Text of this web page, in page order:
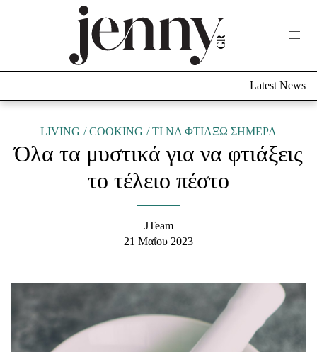
Culture
Fashion
Μαλλιά - Νύχια
Μακιγιάζ
Beauty News
Latest News
LIVING COOKING TΙ ΝΑ ΦΤΙΑΞΩ ΣΗΜΕΡΑ
Όλα τα μυστικά για να φτιάξεις
το τέλειο πέστο
JTeam
21 Μαΐου 2023